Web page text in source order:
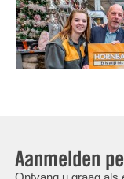
Aanmelden